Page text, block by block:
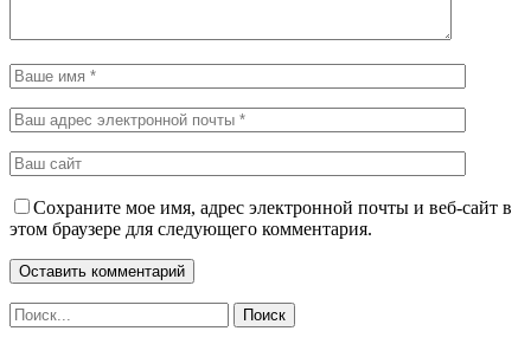
Сохраните мое имя, адрес электронной почты и веб-сайт в
этом браузере для следующего комментария.